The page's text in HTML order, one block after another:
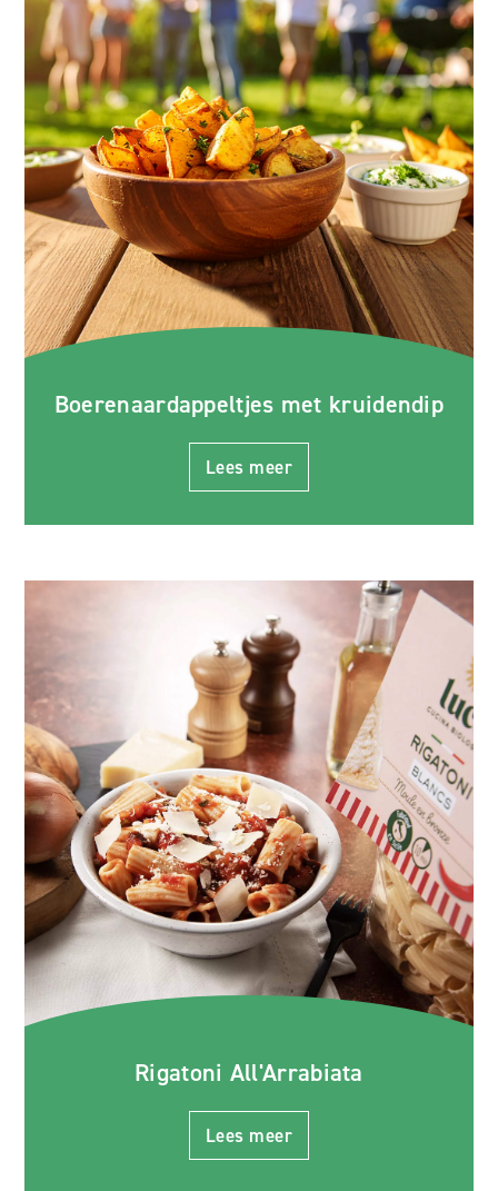
Boerenaardappeltjes met kruidendip
Lees meer
Rigatoni All'Arrabiata
Lees meer